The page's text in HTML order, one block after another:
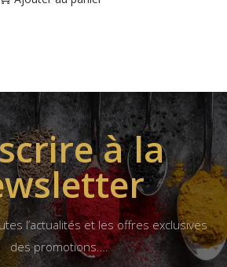
à la
l’actualités et les offres exclusives
des promotions….